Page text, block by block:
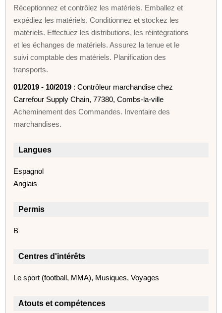
Réceptionnez et contrôlez les matériels. Emballez et
expédiez les matériels. Conditionnez et stockez les
matériels. Effectuez les distributions, les réintégrations
et les échanges de matériels. Assurez la tenue et le
suivi comptable des matériels. Planification des
transports.
01/2019 - 10/2019 : Contrôleur marchandise chez
Carrefour Supply Chain, 77380, Combs-la-ville
Acheminement des Commandes. Inventaire des
marchandises.
Langues
Espagnol
Anglais
Permis
B
Centres d'intérêts
Le sport (football, MMA), Musiques, Voyages
Atouts et compétences